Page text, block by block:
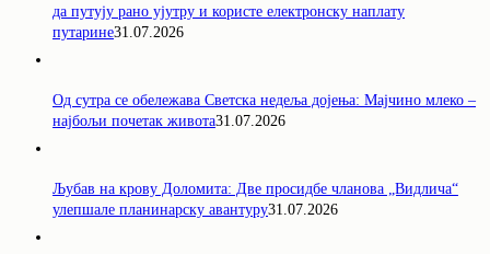
да путују рано ујутру и користе електронску наплату
путарине31.07.2026
Од сутра се обележава Светска недеља дојења: Мајчино млеко –
најбољи почетак живота31.07.2026
Љубав на крову Доломита: Две просидбе чланова „Видлича“
улепшале планинарску авантуру31.07.2026